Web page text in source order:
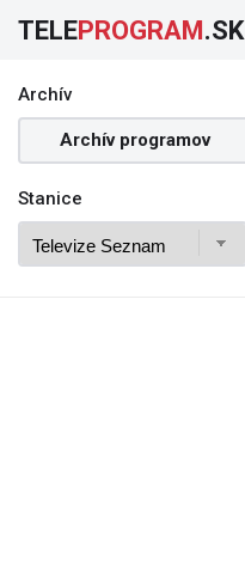
TELEPROGRAM.SK
Archív
Archív programov
Stanice